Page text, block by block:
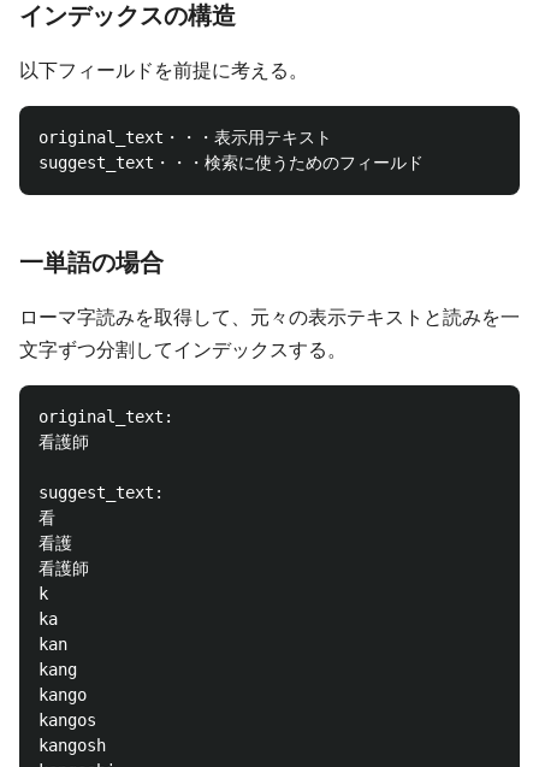
インデックスの構造
以下フィールドを前提に考える。
original_text・・・表示用テキスト
一単語の場合
ローマ字読みを取得して、元々の表示テキストと読みを一
文字ずつ分割してインデックスする。
original_text:
看護師
suggest_text:
看
看護
看護師
k
ka
kan
kang
kango
kangos
kangosh